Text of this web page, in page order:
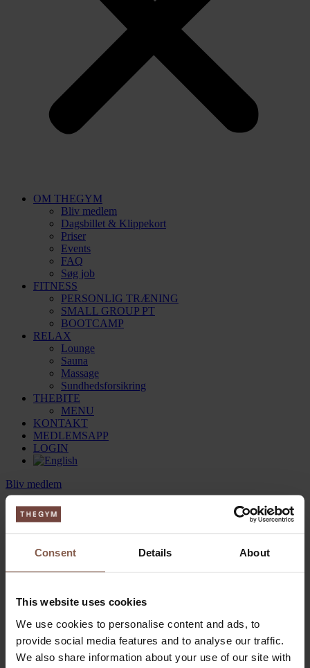
Consent Details About
This website uses cookies
We use cookies to personalise content and ads, to
provide social media features and to analyse our traffic.
We also share information about your use of our site with
OM THEGYM
Bliv medlem
Dagsbillet & Klippekort
Priser
Events
FAQ
Søg job
FITNESS
PERSONLIG TRÆNING
SMALL GROUP PT
BOOTCAMP
RELAX
Lounge
Sauna
Massage
Sundhedsforsikring
THEBITE
MENU
KONTAKT
MEDLEMSAPP
LOGIN
Bliv medlem
BLIV MEDLEM HOS
THEGYM